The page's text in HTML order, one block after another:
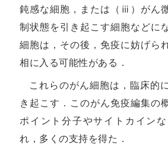
鈍感な細胞，または（ⅲ）がん
制状態を引き起こす細胞などに
細胞は，その後，免疫に妨げら
相に入る可能性がある．
これらのがん細胞は，臨床的
き起こす．このがん免疫編集の
ポイント分子やサイトカイン
れ，多くの支持を得た．